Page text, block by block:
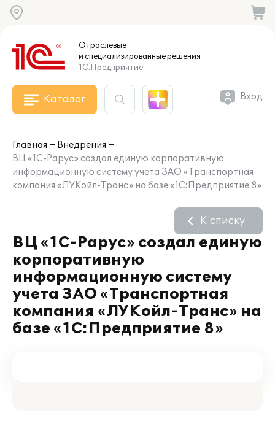
Отраслевые
и специализированныерешения
1С:Предприятие
Каталог Вход
Главная
Внедрения
ВЦ «1С-Рарус» создал единую корпоративную
информационную систему учета ЗАО «Транспортная
компания «ЛУКойл-Транс» на базе «1С:Предприятие 8»
ВЦ «1С-Рарус» создал единую
корпоративную
информационную систему
учета ЗАО «Транспортная
компания «ЛУКойл-Транс» на
базе «1С:Предприятие 8»
К списку